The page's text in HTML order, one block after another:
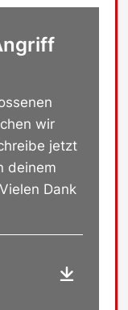
wir
jetzt
deinem
Dank